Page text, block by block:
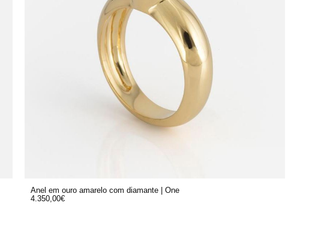
Anel em ouro amarelo com diamante | One
4.350,00€